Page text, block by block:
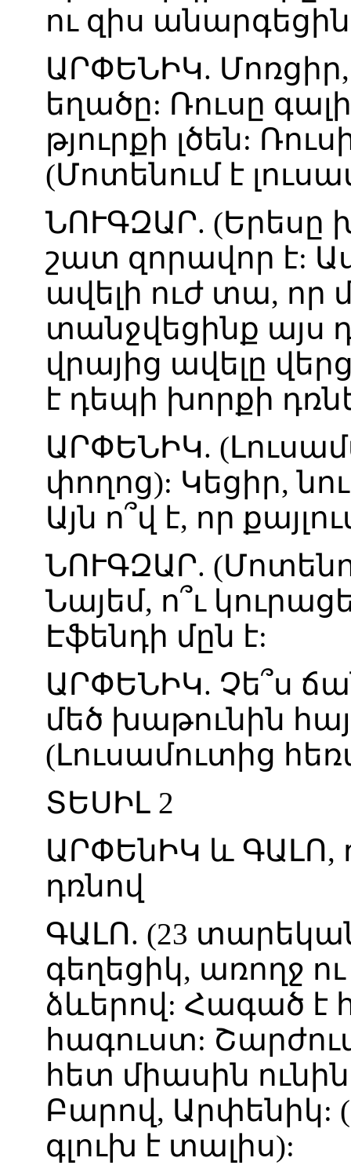
ու զիս անարգեցին
ԱՐՓԵՆԻԿ. Մոռցիր
եղածը: Ռուսը
թյուրքի լծեն:
(Մոտենում է
ՆՈՒԳԶԱՐ. (Երեսը
շատ զորավոր է:
ավելի ուժ տա, որ
տանջվեցինք այս
վրայից ավելը
է դեպի խորքի
ԱՐՓԵՆԻԿ. (
փողոց): Կեցիր,
Այն ո՞վ է, որ
ՆՈՒԳԶԱՐ. (
Նայեմ, ո՞ւ
Էֆենդի մըն է:
ԱՐՓԵՆԻԿ. Չե՞ս
մեծ խաթունին
(Լուսամուտից
ՏԵՍԻԼ 2
ԱՐՓԵնԻԿ և ԳԱԼՈ,
դռնով
ԳԱԼՈ. (23
գեղեցիկ, առողջ ու
ձևերով : Հագած է
հագուստ:
հետ միասին ունին
Բարով , Արփենիկ: (
գլուխ է տալիս):